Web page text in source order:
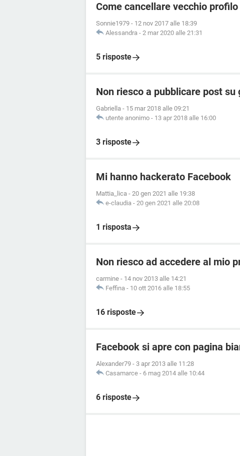
Come cancellare vecchio
Sonnie1979 - 12 nov 2017 alle 18:39
Alessandra - 2 mar 2020 alle 21:31
5 risposte
Non riesco a pubblicare post su
Gabriella - 15 mar 2018 alle 09:21
utente anonimo - 13 apr 2018 alle 16:00
3 risposte
Mi hanno hackerato Facebook
Mattia_lica - 20 gen 2021 alle 19:38
e-claudia - 20 gen 2021 alle 20:08
1 risposta
Non riesco ad accedere al mio
carmine - 14 nov 2013 alle 14:21
Feffina - 10 ott 2016 alle 18:55
16 risposte
Facebook si apre con pagina
Alexander79 - 3 apr 2013 alle 11:28
Casamarce - 6 mag 2014 alle 10:44
6 risposte